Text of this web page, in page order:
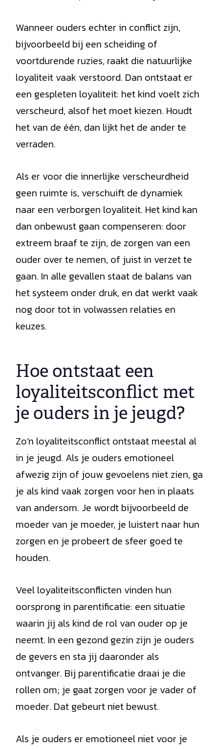
Wanneer ouders echter in conflict zijn,
bijvoorbeeld bij een scheiding of
voortdurende ruzies, raakt die natuurlijke
loyaliteit vaak verstoord. Dan ontstaat er
een gespleten loyaliteit: het kind voelt zich
verscheurd, alsof het moet kiezen. Houdt
het van de één, dan lijkt het de ander te
verraden.
Als er voor die innerlijke verscheurdheid
geen ruimte is, verschuift de dynamiek
naar een verborgen loyaliteit. Het kind kan
dan onbewust gaan compenseren: door
extreem braaf te zijn, de zorgen van een
ouder over te nemen, of juist in verzet te
gaan. In alle gevallen staat de balans van
het systeem onder druk, en dat werkt vaak
nog door tot in volwassen relaties en
keuzes.
Hoe ontstaat een
loyaliteitsconflict met
je ouders in je jeugd?
Zo’n loyaliteitsconflict ontstaat meestal al
in je jeugd. Als je ouders emotioneel
afwezig zijn of jouw gevoelens niet zien, ga
je als kind vaak zorgen voor hen in plaats
van andersom. Je wordt bijvoorbeeld de
moeder van je moeder, je luistert naar hun
zorgen en je probeert de sfeer goed te
houden.
Veel loyaliteitsconflicten vinden hun
oorsprong in parentificatie: een situatie
waarin jij als kind de rol van ouder op je
neemt. In een gezond gezin zijn je ouders
de gevers en sta jij daaronder als
ontvanger. Bij parentificatie draai je die
rollen om; je gaat zorgen voor je vader of
moeder. Dat gebeurt niet bewust.
Als je ouders er emotioneel niet voor je